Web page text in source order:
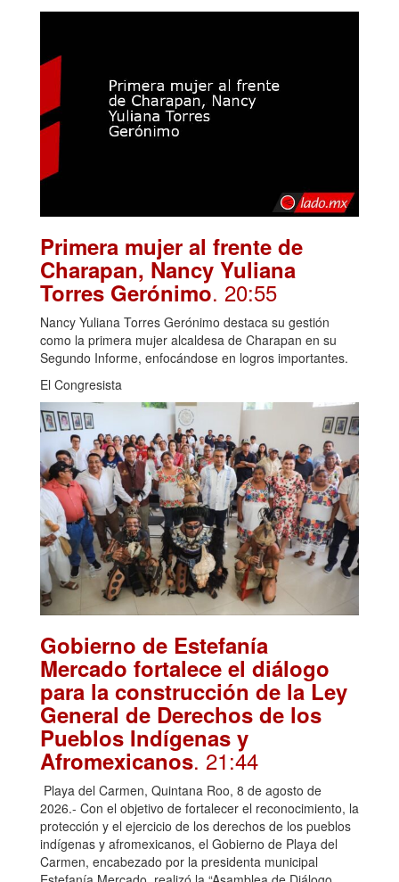
Primera mujer al frente de
Charapan, Nancy Yuliana
Torres Gerónimo. 20:55
Nancy Yuliana Torres Gerónimo destaca su gestión
como la primera mujer alcaldesa de Charapan en su
Segundo Informe, enfocándose en logros importantes.
El Congresista
Gobierno de Estefanía
Mercado fortalece el diálogo
para la construcción de la Ley
General de Derechos de los
Pueblos Indígenas y
Afromexicanos. 21:44
Playa del Carmen, Quintana Roo, 8 de agosto de
2026.- Con el objetivo de fortalecer el reconocimiento, la
protección y el ejercicio de los derechos de los pueblos
indígenas y afromexicanos, el Gobierno de Playa del
Carmen, encabezado por la presidenta municipal